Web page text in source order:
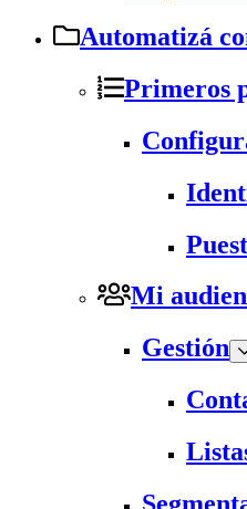
Automatizá
Primeros
Mi
Gestión